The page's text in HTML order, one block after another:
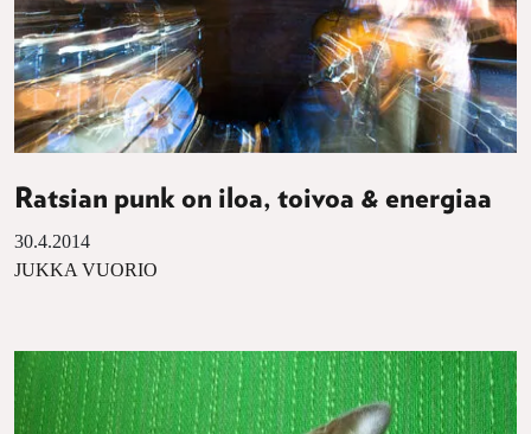
Ratsian punk on iloa, toivoa & energiaa
30.4.2014
JUKKA VUORIO